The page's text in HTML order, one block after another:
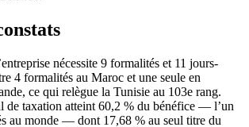
nécessite 9 formalités et 11 jours-
4 formalités au Maroc et une seule en
ce qui relègue la Tunisie au 103e rang.
de taxation atteint 60,2 % du bénéfice — l’un
au monde — dont 17,68 % au seul titre du